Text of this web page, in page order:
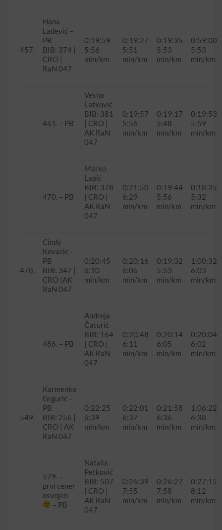
457.
Hana
Lađević –
PB
BIB: 374 |
CRO |
RaN 047
0:19:59
5:56
min/km
0:19:27
5:51
min/km
0:19:35
5:53
min/km
0:59:00
5:53
min/km
461. – PB
Vesna
Latković
BIB: 381
| CRO |
AK RaN
047
0:19:57
5:56
min/km
0:19:17
5:48
min/km
0:19:53
5:59
min/km
470. – PB
Marko
Lapić
BIB: 378
| CRO |
AK RaN
047
0:21:50
6:29
min/km
0:19:44
5:56
min/km
0:18:25
5:32
min/km
478.
Cindy
Kovacic –
PB
BIB: 347 |
CRO |AK
RaN 047
0:20:45
6:10
min/km
0:20:16
6:06
min/km
0:19:32
5:53
min/km
1:00:32
6:03
min/km
486. – PB
Andreja
Čaturić
BIB: 164
| CRO |
AK RaN
047
0:20:48
6:11
min/km
0:20:14
6:05
min/km
0:20:04
6:02
min/km
549.
Karmenka
Grgurić –
PB
BIB: 256 |
CRO | AK
RaN 047
0:22:25
6:39
min/km
0:22:01
6:37
min/km
0:21:58
6:36
min/km
1:06:22
6:38
min/km
579. –
prvi cener
osvojen
– PB
Nataša
Petković
BIB: 507
| CRO |
AK RaN
047
0:26:39
7:55
min/km
0:26:27
7:58
min/km
0:27:15
8:12
min/km